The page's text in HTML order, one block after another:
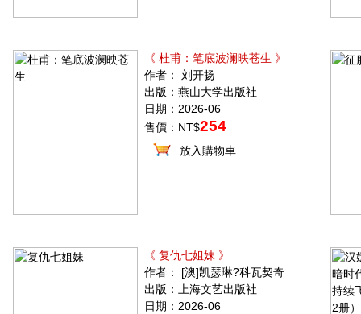
《 杜甫：笔底波澜映苍生 》
作者： 刘开扬
出版：燕山大学出版社
日期：2026-06
售價：NT$254
放入購物車
《 复仇七姐妹 》
作者： [澳]凯瑟琳?科瓦契奇
出版：上海文艺出版社
日期：2026-06